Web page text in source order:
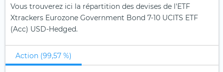
Vous trouverez ici la répartition des devises de l'ETF
Xtrackers Eurozone Government Bond 7-10 UCITS ETF
(Acc) USD-Hedged.
Action (99,57 %)